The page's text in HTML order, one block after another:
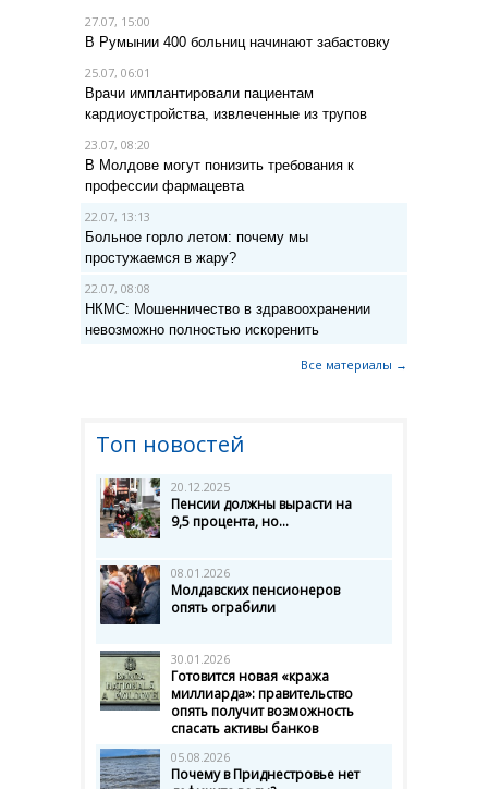
27.07, 15:00
В Румынии 400 больниц начинают забастовку
25.07, 06:01
Врачи имплантировали пациентам
кардиоустройства, извлеченные из трупов
23.07, 08:20
В Молдове могут понизить требования к
профессии фармацевта
22.07, 13:13
Больное горло летом: почему мы
простужаемся в жару?
22.07, 08:08
НКМС: Мошенничество в здравоохранении
невозможно полностью искоренить
Все материалы →
Топ новостей
20.12.2025
Пенсии должны вырасти на
9,5 процента, но...
08.01.2026
Молдавских пенсионеров
опять ограбили
30.01.2026
Готовится новая «кража
миллиарда»: правительство
опять получит возможность
спасать активы банков
05.08.2026
Почему в Приднестровье нет